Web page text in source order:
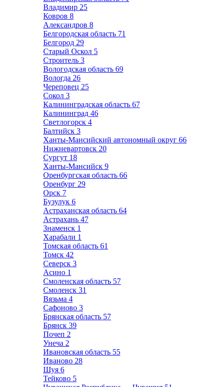
Владимир 25
Ковров 8
Александров 8
Белгородская область 71
Белгород 29
Старый Оскол 5
Строитель 3
Вологодская область 69
Вологда 26
Череповец 25
Сокол 3
Калининградская область 67
Калининград 46
Светлогорск 4
Балтийск 3
Ханты-Мансийский автономный округ 66
Нижневартовск 20
Сургут 18
Ханты-Мансийск 9
Оренбургская область 66
Оренбург 29
Орск 7
Бузулук 6
Астраханская область 64
Астрахань 47
Знаменск 1
Харабали 1
Томская область 61
Томск 42
Северск 3
Асино 1
Смоленская область 57
Смоленск 31
Вязьма 4
Сафоново 3
Брянская область 57
Брянск 39
Почеп 2
Унеча 2
Ивановская область 55
Иваново 28
Шуя 6
Тейково 5